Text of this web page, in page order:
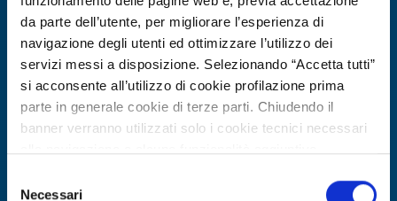
da parte dell’utente, per migliorare l’esperienza di
navigazione degli utenti ed ottimizzare l’utilizzo dei
servizi messi a disposizione. Selezionando “Accetta tutti”
si acconsente all’utilizzo di cookie profilazione prima
parte in generale cookie di terze parti. Chiudendo il
banner verranno utilizzati solo i cookie tecnici necessari
Per conoscere i dettagli, consulta la nostra cookie policy.
delNecessari
Offerta di tecnologia